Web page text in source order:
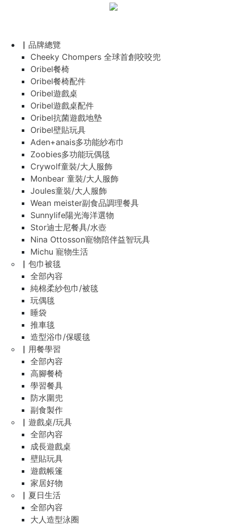
▏品牌總覽
Cheeky Chompers 全球首創咬咬兜
Oribel餐椅
Oribel餐椅配件
Oribel遊戲桌
Oribel遊戲桌配件
Oribel抗菌遊戲地墊
Oribel壁貼玩具
Aden+anais多功能紗布巾
Zoobies多功能玩偶毯
Crywolf童裝/大人服飾
Monbear 童裝/大人服飾
Joules童裝/大人服飾
Wean meister副食品調理餐具
Sunnylife陽光海洋選物
Stor迪士尼餐具/水壺
Nina Ottosson寵物陪伴益智玩具
Michu 寵物生活
▏包巾被毯
全部內容
純棉柔紗包巾/被毯
玩偶毯
睡袋
推車毯
造型浴巾/保暖毯
▏用餐學習
全部內容
高腳餐椅
學習餐具
防水圍兜
副食製作
▏遊戲桌/玩具
全部內容
成長遊戲桌
壁貼玩具
遊戲帳篷
家居好物
▏夏日生活
全部內容
大人造型泳圈